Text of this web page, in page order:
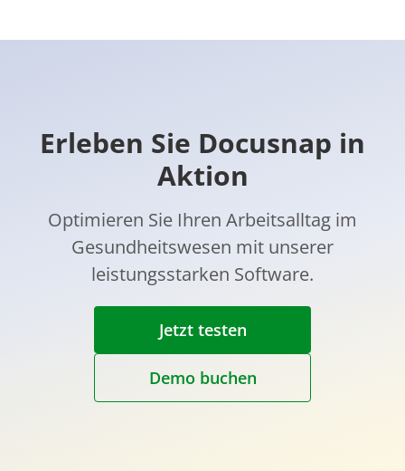
Erleben Sie Docusnap in
Aktion
Optimieren Sie Ihren Arbeitsalltag im
Gesundheitswesen mit unserer
leistungsstarken Software.
Jetzt testen
Demo buchen